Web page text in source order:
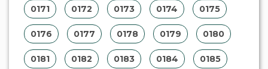
0171 0172 0173 0174 0175
0176 0177 0178 0179 0180
0181 0182 0183 0184 0185